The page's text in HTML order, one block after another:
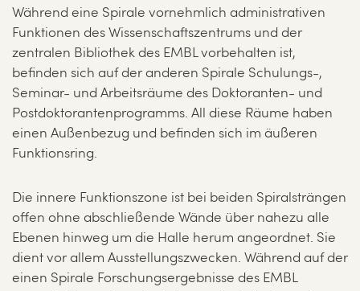
Während eine Spirale vornehmlich administrativen
Funktionen des Wissenschaftszentrums und der
zentralen Bibliothek des EMBL vorbehalten ist,
befinden sich auf der anderen Spirale Schulungs-,
Seminar- und Arbeitsräume des Doktoranten- und
Postdoktorantenprogramms. All diese Räume haben
einen Außenbezug und befinden sich im äußeren
Funktionsring.
Die innere Funktionszone ist bei beiden Spiralsträngen
offen ohne abschließende Wände über nahezu alle
Ebenen hinweg um die Halle herum angeordnet. Sie
dient vor allem Ausstellungszwecken. Während auf der
einen Spirale Forschungsergebnisse des EMBL